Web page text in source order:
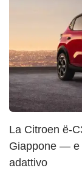
La Citroen ë-
Giappone — e
adattivo